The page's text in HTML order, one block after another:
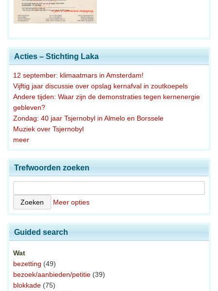
Acties – Stichting Laka
12 september: klimaatmars in Amsterdam!
Vijftig jaar discussie over opslag kernafval in zoutkoepels
Andere tijden: Waar zijn de demonstraties tegen kernenergie
gebleven?
Zondag: 40 jaar Tsjernobyl in Almelo en Borssele
Muziek over Tsjernobyl
meer
Trefwoorden zoeken
Meer opties
Guided search
Wat
bezetting (49)
bezoek/aanbieden/petitie (39)
blokkade (75)